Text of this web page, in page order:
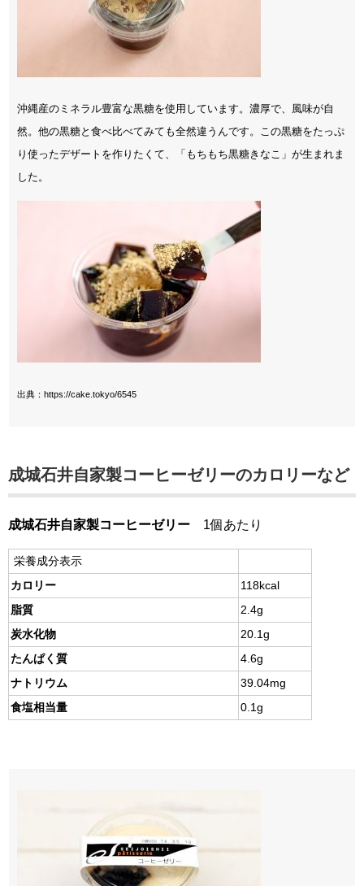
沖縄産のミネラル豊富な黒糖を使用しています。濃厚で、風味が自
然。他の黒糖と食べ比べてみても全然違うんです。この黒糖をたっぷ
り使ったデザートを作りたくて、「もちもち黒糖きなこ」が生まれま
した。
出典：https://cake.tokyo/6545
成城石井自家製コーヒーゼリーのカロリーなど
成城石井自家製コーヒーゼリー 1個あたり
栄養成分表示
カロリー
118kcal
脂質
2.4g
炭水化物
20.1g
たんぱく質
4.6g
ナトリウム
39.04mg
食塩相当量
0.1g